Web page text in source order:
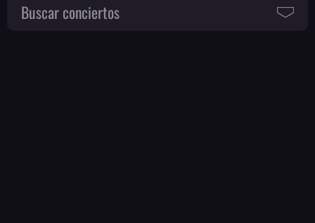
Buscar conciertos